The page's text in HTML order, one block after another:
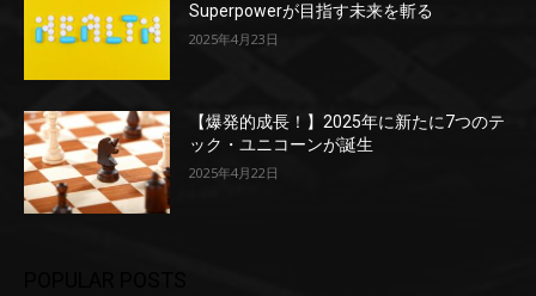
Superpowerが目指す未来を斬る
2025年4月23日
【爆発的成長！】2025年に新たに7つのテ
ック・ユニコーンが誕生
2025年4月22日